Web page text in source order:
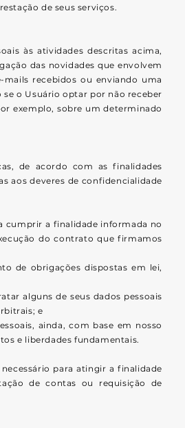
de seus serviços.
às atividades descritas acima,
das novidades que envolvem
recebidos ou enviando uma
se o Usuário optar por não receber
exemplo, sobre um determinado
de acordo com as finalidades
aos deveres de confidencialidade
cumprir a finalidade informada no
do contrato que firmamos
de obrigações dispostas em lei,
alguns de seus dados pessoais
e
ainda, com base em nosso
e liberdades fundamentais.
para atingir a finalidade
de contas ou requisição de